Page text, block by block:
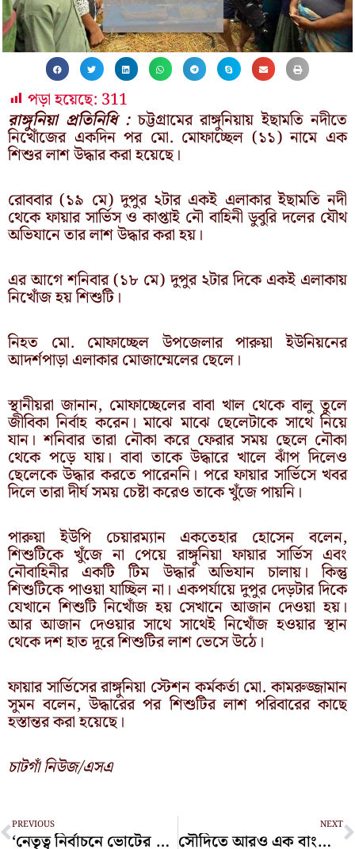
পড়া হয়েছে: 311
রাঙ্গুনিয়া প্রতিনিধি :চট্টগ্রামের রাঙ্গুনিয়ায় ইছামতি নদীতে
নিখোঁজের একদিন পর মো. মোফাচ্ছেল (১১) নামে এক
শিশুর লাশ উদ্ধার করা হয়েছে।
রোববার (১৯ মে) দুপুর ২টার একই এলাকার ইছামতি নদী
থেকে ফায়ার সার্ভিস ও কাপ্তাই নৌ বাহিনী ডুবুরি দলের যৌথ
অভিযানে তার লাশ উদ্ধার করা হয়।
এর আগে শনিবার (১৮ মে) দুপুর ২টার দিকে একই এলাকায়
নিখোঁজ হয় শিশুটি।
নিহত মো. মোফাচ্ছেল উপজেলার পারুয়া ইউনিয়নের
আদর্শপাড়া এলাকার মোজাম্মেলের ছেলে।
স্থানীয়রা জানান, মোফাচ্ছেলের বাবা খাল থেকে বালু তুলে
জীবিকা নির্বাহ করেন। মাঝে মাঝে ছেলেটাকে সাথে নিয়ে
যান। শনিবার তারা নৌকা করে ফেরার সময় ছেলে নৌকা
থেকে পড়ে যায়। বাবা তাকে উদ্ধারে খালে ঝাঁপ দিলেও
ছেলেকে উদ্ধার করতে পারেননি। পরে ফায়ার সার্ভিসে খবর
দিলে তারা দীর্ঘ সময় চেষ্টা করেও তাকে খুঁজে পায়নি।
পারুয়া ইউপি চেয়ারম্যান একতেহার হোসেন বলেন,
শিশুটিকে খুঁজে না পেয়ে রাঙ্গুনিয়া ফায়ার সার্ভিস এবং
নৌবাহিনীর একটি টিম উদ্ধার অভিযান চালায়। কিন্তু
শিশুটিকে পাওয়া যাচ্ছিল না। একপর্যায়ে দুপুর দেড়টার দিকে
যেখানে শিশুটি নিখোঁজ হয় সেখানে আজান দেওয়া হয়।
আর আজান দেওয়ার সাথে সাথেই নিখোঁজ হওয়ার স্থান
থেকে দশ হাত দূরে শিশুটির লাশ ভেসে উঠে।
ফায়ার সার্ভিসের রাঙ্গুনিয়া স্টেশন কর্মকর্তা মো. কামরুজ্জামান
সুমন বলেন, উদ্ধারের পর শিশুটির লাশ পরিবারের কাছে
হস্তান্তর করা হয়েছে।
চাটগাঁ নিউজ/এসএ
Prev
PREVIOUS
‘নেতৃত্ব নির্বাচনে ভোটের বিষয় থাকলে কেনা-বেচার সুযোগ থাকে’
NEXT
সৌদিতে আরও এক বাংলাদেশি হজযাত্রীর মৃত্যু